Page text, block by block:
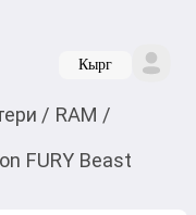
Кырг
/ RAM /
FURY Beast